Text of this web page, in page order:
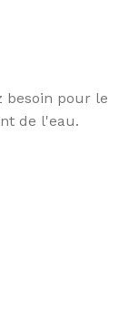
besoin pour le
de l'eau.